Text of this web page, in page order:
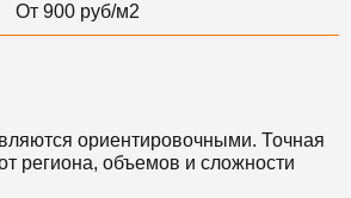
От 900 руб/м2
ориентировочными. Точная
региона, объемов и сложности